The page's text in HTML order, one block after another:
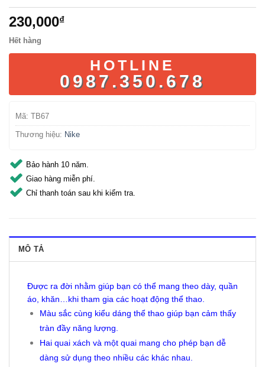
230,000₫
Hết hàng
HOTLINE
0987.350.678
Mã: TB67
Thương hiệu: Nike
Bảo hành 10 năm.
Giao hàng miễn phí.
Chỉ thanh toán sau khi kiểm tra.
MÔ TẢ
Được ra đời nhằm giúp bạn có thể mang theo dày, quần
áo, khăn…khi tham gia các hoạt động thể thao.
Màu sắc cùng kiểu dáng thể thao giúp bạn cảm thấy
tràn đầy năng lượng.
Hai quai xách và một quai mang cho phép bạn dễ
dàng sử dụng theo nhiều các khác nhau.